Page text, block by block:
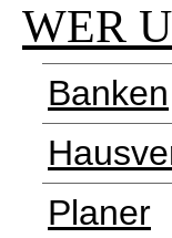
WER
Banken
Planer